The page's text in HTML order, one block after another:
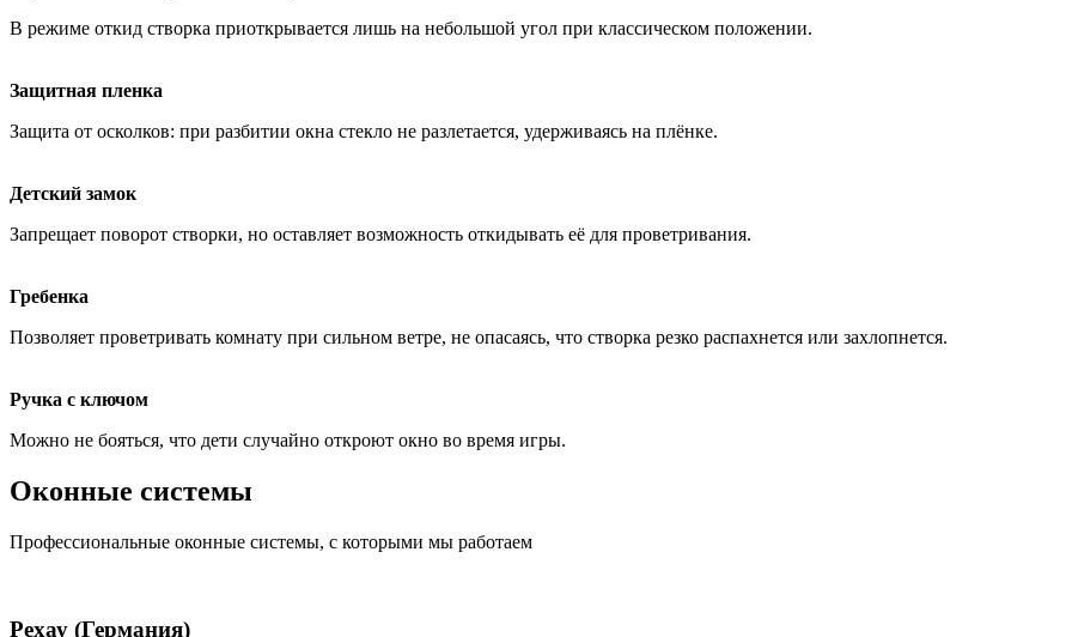
В режиме откид створка приоткрывается лишь на небольшой угол при классическом положении.
Защитная пленка
Защита от осколков: при разбитии окна стекло не разлетается, удерживаясь на плёнке.
Детский замок
Запрещает поворот створки, но оставляет возможность откидывать её для проветривания.
Гребенка
Позволяет проветривать комнату при сильном ветре, не опасаясь, что створка резко распахнется или захлопнется.
Ручка с ключом
Можно не бояться, что дети случайно откроют окно во время игры.
Оконные системы
Профессиональные оконные системы, с которыми мы работаем
Рехау (Германия)